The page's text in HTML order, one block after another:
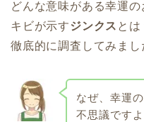
どんな意味がある幸運
キビが示すジンクス とは
徹底的に調査してみまし
なぜ、幸運
不思議ですよ